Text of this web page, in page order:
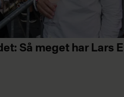
Så meget har Lars